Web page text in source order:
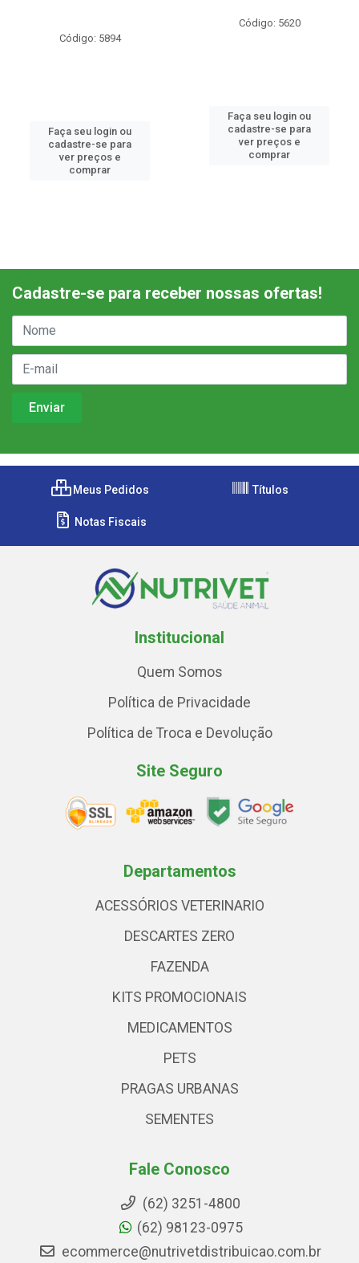
Código: 5894
Faça seu login ou
cadastre-se para
ver preços e
comprar
Código: 5620
Faça seu login ou
cadastre-se para
ver preços e
comprar
Cadastre-se para receber nossas ofertas!
Meus Pedidos Títulos
Notas Fiscais
Institucional
Quem Somos
Política de Privacidade
Política de Troca e Devolução
Site Seguro
Departamentos
ACESSÓRIOS VETERINARIO
DESCARTES ZERO
FAZENDA
KITS PROMOCIONAIS
MEDICAMENTOS
PETS
PRAGAS URBANAS
SEMENTES
Fale Conosco
(62) 3251-4800
(62) 98123-0975
ecommerce@nutrivetdistribuicao.com.br